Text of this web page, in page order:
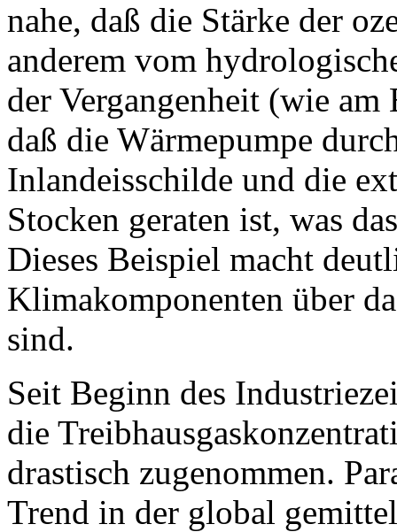
nahe, daß die Stärke der
anderem vom
der Vergangenheit (wie
daß die Wärmepumpe
Inlandeisschilde und die
Stocken geraten ist, was
Dieses Beispiel macht
Klimakomponenten über
sind.
Seit Beginn des
die
drastisch zugenommen.
Trend in der global